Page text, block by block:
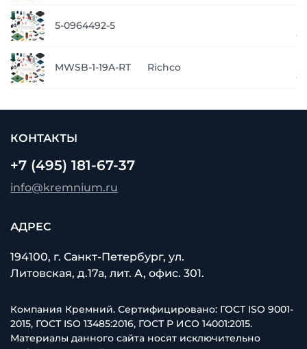
5-0964492-5
MWSB-1-19A-RT Richco
КОНТАКТЫ
+7 (495) 181-67-37
info@kremnium.ru
АДРЕС
194100, г. Санкт-Петербург, ул.
Литовская, д.17а, лит. А, офис. 301.
Компания Кремний. Сертифицировано: ГОСТ ISO 9001-
2015, ГОСТ ISO 13485:2016, ГОСТ Р ИСО 14001:2015.
Материалы данного сайта носят исключительно